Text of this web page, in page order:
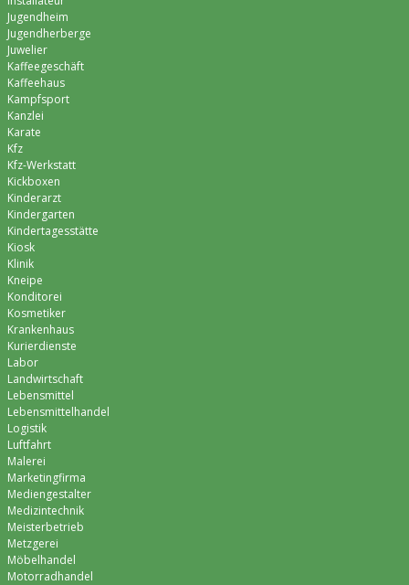
Jugendheim
Jugendherberge
Juwelier
Kaffeegeschäft
Kaffeehaus
Kampfsport
Kanzlei
Karate
Kfz
Kfz-Werkstatt
Kickboxen
Kinderarzt
Kindergarten
Kindertagesstätte
Kiosk
Klinik
Kneipe
Konditorei
Kosmetiker
Krankenhaus
Kurierdienste
Labor
Landwirtschaft
Lebensmittel
Lebensmittelhandel
Logistik
Luftfahrt
Malerei
Marketingfirma
Mediengestalter
Medizintechnik
Meisterbetrieb
Metzgerei
Möbelhandel
Motorradhandel